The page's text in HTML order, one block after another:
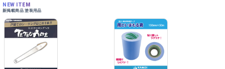
NEW ITEM
新掲載商品 塗装用品